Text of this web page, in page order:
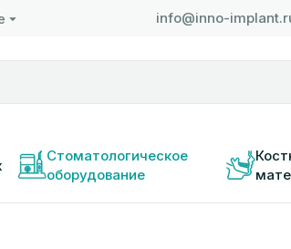
info@inno-
Стоматологическое
оборудование